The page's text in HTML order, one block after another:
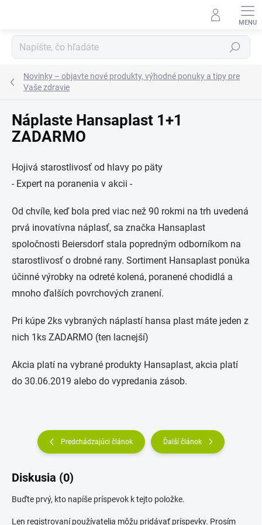
Hľadať
Novinky – objavte nové produkty, výhodné ponuky a tipy pre
Vaše zdravie
Náplaste Hansaplast 1+1
ZADARMO
Hojivá starostlivosť od hlavy po päty
- Expert na poranenia v akcii -
Od chvíle, keď bola pred viac než 90 rokmi na trh uvedená
prvá inovatívna náplasť, sa značka Hansaplast
spoločnosti Beiersdorf stala popredným odborníkom na
starostlivosť o drobné rany. Sortiment Hansaplast ponúka
účinné výrobky na odreté kolená, poranené chodidlá a
mnoho ďalších povrchových zranení.
Pri kúpe 2ks vybraných náplastí hansa plast máte jeden z
nich 1ks ZADARMO (ten lacnejší)
Akcia platí na vybrané produkty Hansaplast, akcia platí
do 30.06.2019 alebo do vypredania zásob.
Predchádzajúci článok Ďalší článok
Diskusia (0)
Buďte prvý, kto napíše príspevok k tejto položke.
Len registrovaní používatelia môžu pridávať príspevky. Prosím